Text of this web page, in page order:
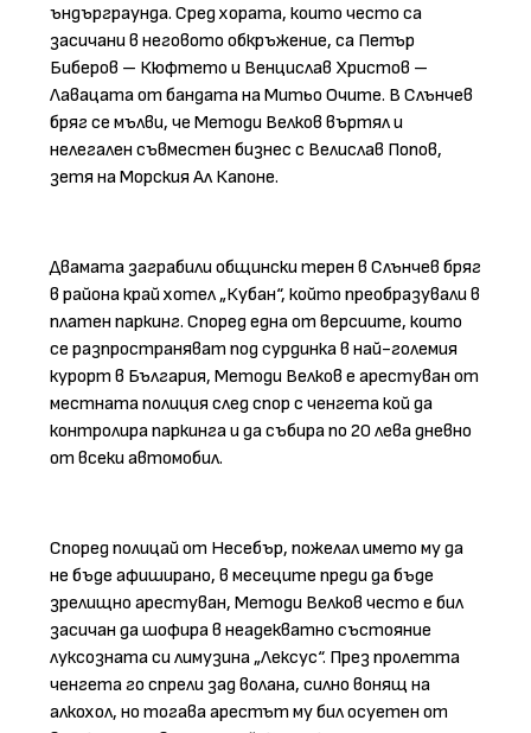
ъндърграунда. Сред хората, които често са
засичани в неговото обкръжение, са Петър
Биберов – Кюфтето и Венцислав Христов –
Лавацата от бандата на Митьо Очите. В Слънчев
бряг се мълви, че Методи Велков въртял и
нелегален съвместен бизнес с Велислав Попов,
зетя на Морския Ал Капоне.
Двамата заграбили общински терен в Слънчев бряг
в района край хотел „Кубан“, който преобразували в
платен паркинг. Според една от версиите, които
се разпространяват под сурдинка в най-големия
курорт в България, Методи Велков е арестуван от
местната полиция след спор с ченгета кой да
контролира паркинга и да събира по 20 лева дневно
от всеки автомобил.
Според полицай от Несебър, пожелал името му да
не бъде афиширано, в месеците преди да бъде
зрелищно арестуван, Методи Велков често е бил
засичан да шофира в неадекватно състояние
луксозната си лимузина „Лексус“. През пролетта
ченгета го спрели зад волана, силно вонящ на
алкохол, но тогава арестът му бил осуетен от